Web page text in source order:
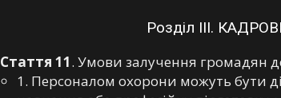
Розділ III.
Стаття 11. Умови залучення громадян
1. Персоналом охорони можуть бути